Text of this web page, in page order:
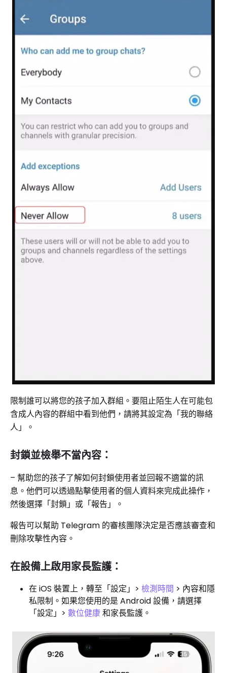
限制誰可以將您的孩子加入群組。要阻止陌生人在可能包
含成人內容的群組中看到他們，請將其設定為「我的聯絡
人」。
封鎖並檢舉不當內容：
– 幫助您的孩子了解如何封鎖使用者並回報不適當的訊
息。他們可以透過點擊使用者的個人資料來完成此操作，
然後選擇「封鎖」或「報告」。
報告可以幫助 Telegram 的審核團隊決定是否應該審查和
刪除攻擊性內容。
在設備上啟用家長監護：
在 iOS 裝置上，轉至「設定」> 檢測時間 > 內容和隱
私限制。如果您使用的是 Android 設備，請選擇
「設定」> 數位健康和家長監護。